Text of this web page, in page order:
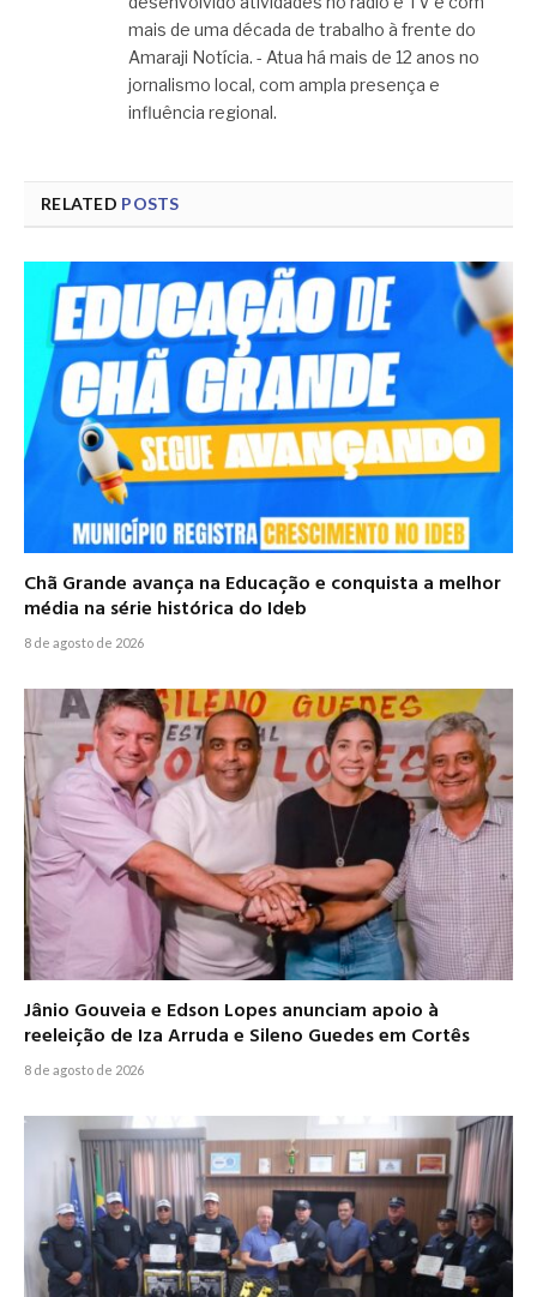
mais de uma década de trabalho à frente do
Amaraji Notícia. - Atua há mais de 12 anos no
jornalismo local, com ampla presença e
influência regional.
RELATED POSTS
Chã Grande avança na Educação e conquista a melhor
média na série histórica do Ideb
8 de agosto de 2026
Jânio Gouveia e Edson Lopes anunciam apoio à
reeleição de Iza Arruda e Sileno Guedes em Cortês
8 de agosto de 2026